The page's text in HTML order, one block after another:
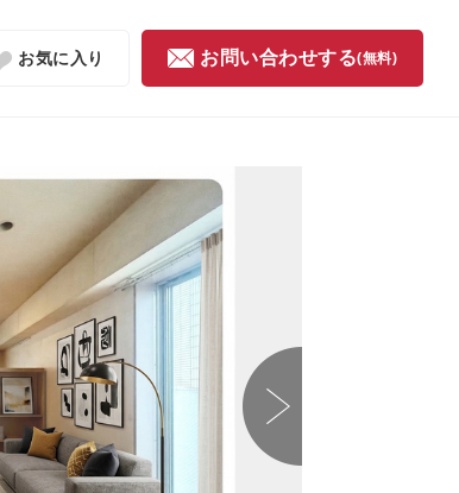
お気に入り お問い合わせする(無料)